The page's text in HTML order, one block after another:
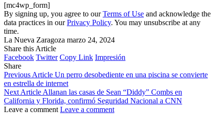
[mc4wp_form]
By signing up, you agree to ourTerms of Use and acknowledge the
data practices in ourPrivacy Policy. You may unsubscribe at any
time.
La Nueva Zaragoza marzo 24, 2024
Share this Article
Facebook Twitter Copy Link Impresión
Share
Previous Article Un perro desobediente en una piscina se convierte
en estrella de internet
Next Article Allanan las casas de Sean “Diddy” Combs en
California y Florida, confirmó Seguridad Nacional a CNN
Leave a comment Leave a comment